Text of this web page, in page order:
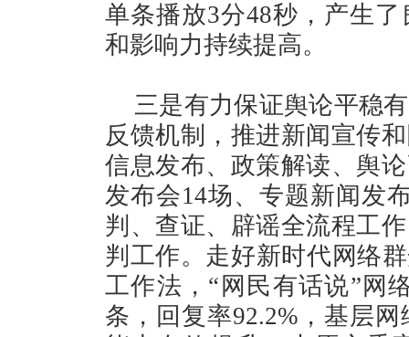
单条播放3分48秒，产生
和影响力持续提高。
三是有力保证舆论平稳
反馈机制，推进新闻宣传
信息发布、政策解读、舆
发布会14场、专题新闻发
判、查证、辟谣全流程工
判工作。走好新时代网络
工作法，“网民有话说”网
条，回复率92.2%，基层